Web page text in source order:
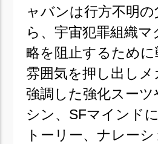
ャバンは行方不明
ら、宇宙犯罪組織
略を阻止するため
雰囲気を押し出し
強調した強化スーツ
シン、SFマインド
トーリー、ナレー